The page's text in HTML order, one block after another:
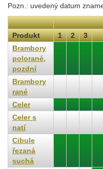
Pozn.: uvedený datum
Produkt
1 2 3
Brambory
polorané,
pozdní
Brambory
rané
Celer
Celer s
natí
Cibule
řezaná
suchá